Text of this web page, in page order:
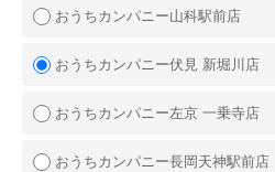
おうちカンパニー山科駅前店
おうちカンパニー伏見 新堀川店
おうちカンパニー左京 一乗寺店
おうちカンパニー長岡天神駅前店